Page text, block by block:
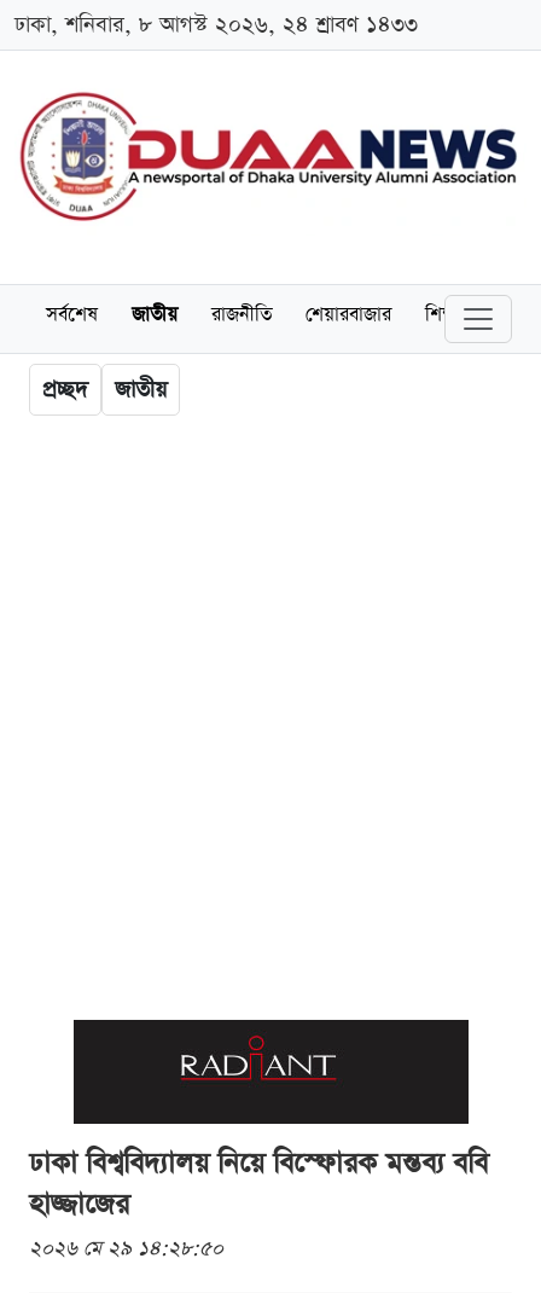
ঢাকা, শনিবার, ৮ আগস্ট ২০২৬, ২৪ শ্রাবণ ১৪৩৩
সর্বশেষ জাতীয় রাজনীতি শেয়ারবাজার শিক্ষা
প্রচ্ছদ জাতীয়
ঢাকা বিশ্ববিদ্যালয় নিয়ে বিস্ফোরক মন্তব্য ববি
হাজ্জাজের
২০২৬ মে ২৯ ১৪:২৮:৫০